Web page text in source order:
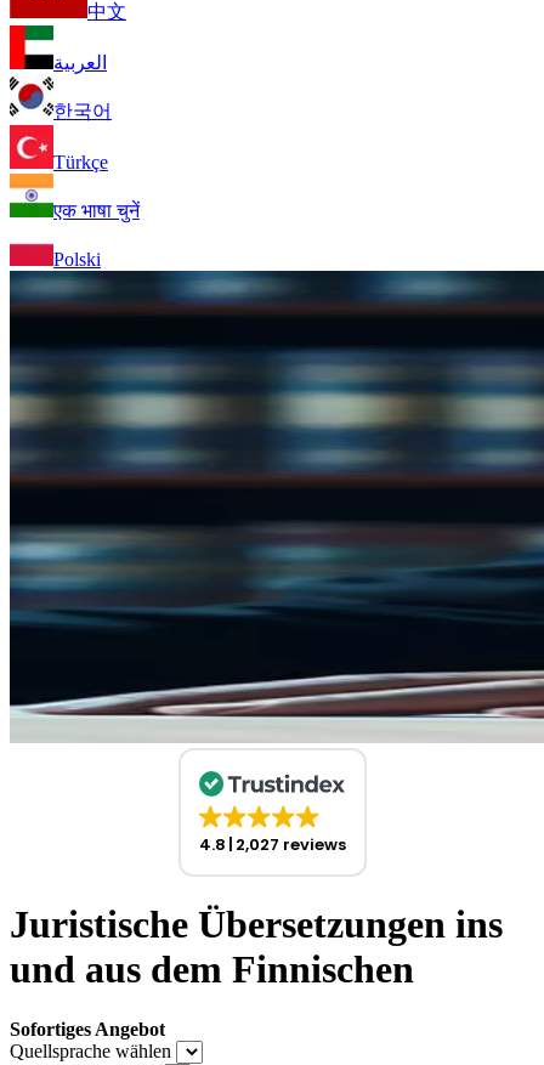
中文
العربية
한국어
Türkçe
एक भाषा चुनें
Polski
4.8 2,027 reviews
Juristische Übersetzungen ins
und aus dem Finnischen
Sofortiges Angebot
Quellsprache wählen